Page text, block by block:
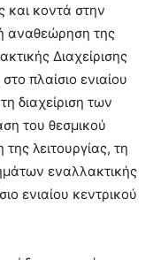
και κοντά στην
αναθεώρηση της
Διαχείρισης
πλαίσιο ενιαίου
διαχείριση των
του θεσμικού
λειτουργίας, τη
εναλλακτικής
ενιαίου κεντρικού